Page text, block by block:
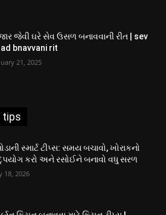
જેવી ઘરે સેવ ઉસળ બનાવવાની રીત | sev
bnavvani rit
21, 2025
tips
સ્માર્ટ ટીપ્સ: સમય બચાવો, ખોરાકનો
કરો અને રસોઈને બનાવો વધુ સરળ
18, 2026